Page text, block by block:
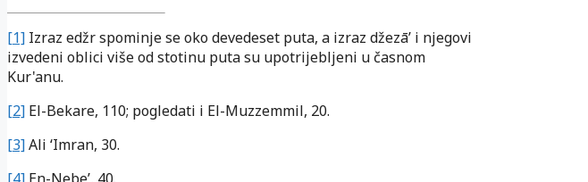
[1] Izraz edžr spominje se oko devedeset puta, a izraz džezā’ i njegovi
izvedeni oblici više od stotinu puta su upotrijebljeni u časnom
Kur'anu.
[2] El-Bekare, 110; pogledati i El-Muzzemmil, 20.
[3]Ali ‘Imran, 30.